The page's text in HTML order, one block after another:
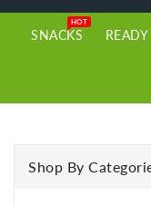
SNACKS
HOT
Shop By